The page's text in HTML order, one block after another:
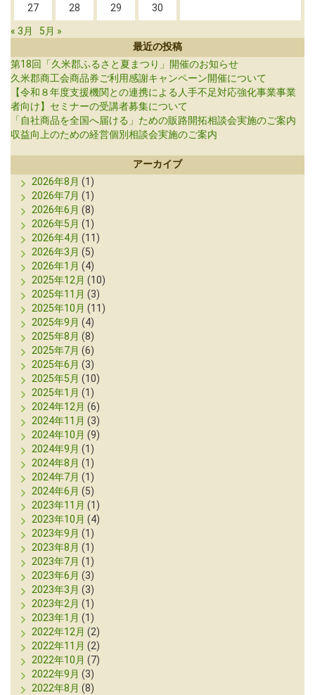
27 28 29 30
« 3月
5月 »
最近の投稿
第18回「久米郡ふるさと夏まつり」開催のお知らせ
久米郡商工会商品券ご利用感謝キャンペーン開催について
【令和８年度支援機関との連携による人手不足対応強化事業事業
者向け】セミナーの受講者募集について
「自社商品を全国へ届ける」ための販路開拓相談会実施のご案内
収益向上のための経営個別相談会実施のご案内
アーカイブ
2026年8月 (1)
2026年7月 (1)
2026年6月 (8)
2026年5月 (1)
2026年4月 (11)
2026年3月 (5)
2026年1月 (4)
2025年12月 (10)
2025年11月 (3)
2025年10月 (11)
2025年9月 (4)
2025年8月 (8)
2025年7月 (6)
2025年6月 (3)
2025年5月 (10)
2025年1月 (1)
2024年12月 (6)
2024年11月 (3)
2024年10月 (9)
2024年9月 (1)
2024年8月 (1)
2024年7月 (1)
2024年6月 (5)
2023年11月 (1)
2023年10月 (4)
2023年9月 (1)
2023年8月 (1)
2023年7月 (1)
2023年6月 (3)
2023年3月 (3)
2023年2月 (1)
2023年1月 (1)
2022年12月 (2)
2022年11月 (2)
2022年10月 (7)
2022年9月 (3)
2022年8月 (8)